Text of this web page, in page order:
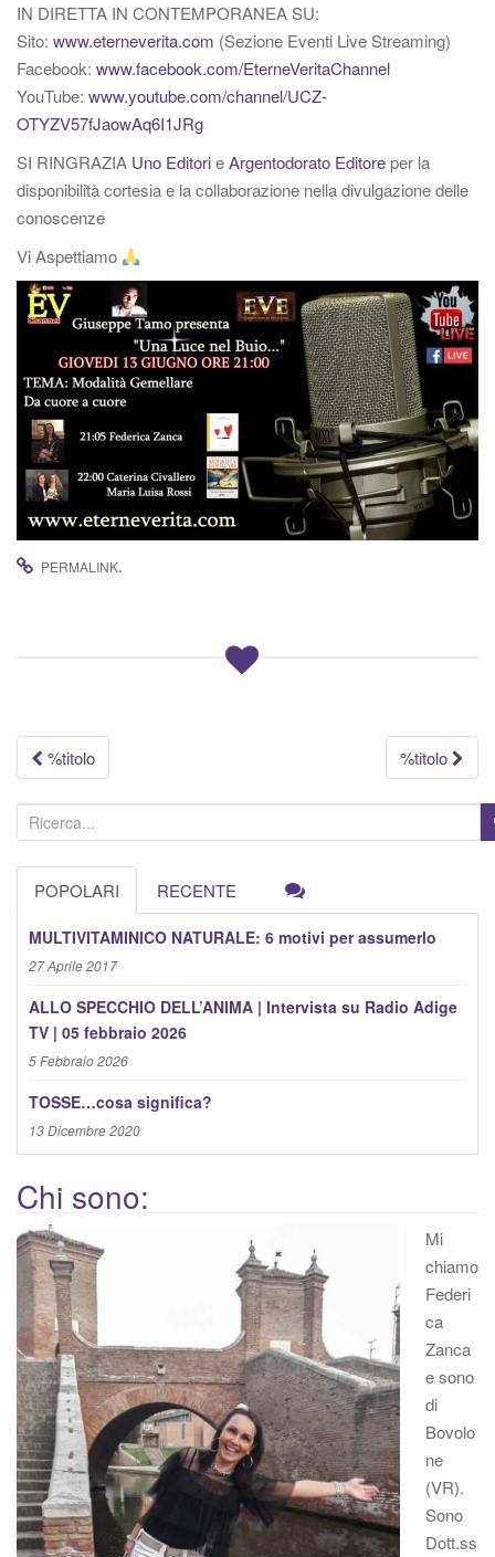
IN DIRETTA IN CONTEMPORANEA SU:
Sito: www.eterneverita.com (Sezione Eventi Live Streaming)
Facebook: www.facebook.com/EterneVeritaChannel
YouTube: www.youtube.com/channel/UCZ-
OTYZV57fJaowAq6I1JRg
SI RINGRAZIA Uno EditorieArgentodorato Editoreper la
disponibilità cortesia e la collaborazione nella divulgazione delle
conoscenze
Vi Aspettiamo
PERMALINK.
Navigazione
articolo
%titolo %titolo
e
r
POPOLARI RECENTE
MULTIVITAMINICO NATURALE: 6 motivi per assumerlo
27 Aprile 2017
ALLO SPECCHIO DELL’ANIMA | Intervista su Radio Adige
TV | 05 febbraio 2026
5 Febbraio 2026
TOSSE…cosa significa?
13 Dicembre 2020
Chi sono:
Mi
chiamo
Federi
ca
Zanca
e sono
di
Bovolo
ne
(VR).
Sono
Dott.ss